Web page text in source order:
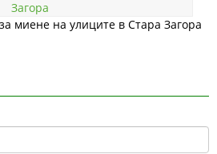
миене на улиците в Стара Загора